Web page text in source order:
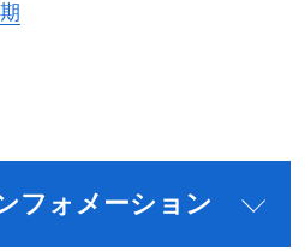
フォメーション